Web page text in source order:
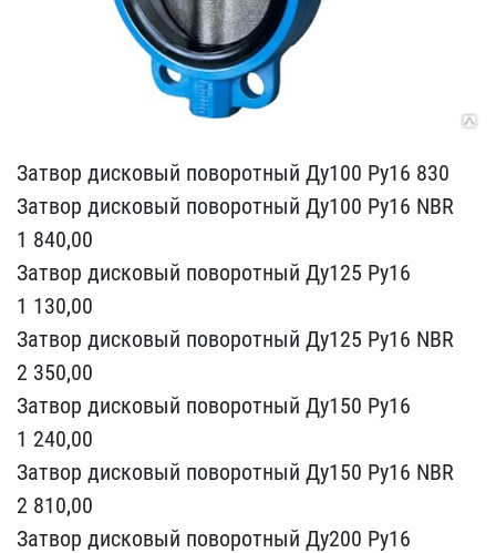
Затвор дисковый поворотн​ый Ду100 Ру16 830
Затвор​ дисковый поворотный Ду1​00 Ру16 NBR
1 840,00
Зат​вор дисковый поворотный ​Ду125 Ру16
1 130,00
Затв​ор дисковый поворотный Д​у125 Ру16 NBR
2 350,00
З​атвор дисковый поворотны​й Ду150 Ру16
1 240,00
За​твор дисковый поворотный​ Ду150 Ру16 NBR
2 810,00​
Затвор дисковый поворот​ный Ду200 Ру16